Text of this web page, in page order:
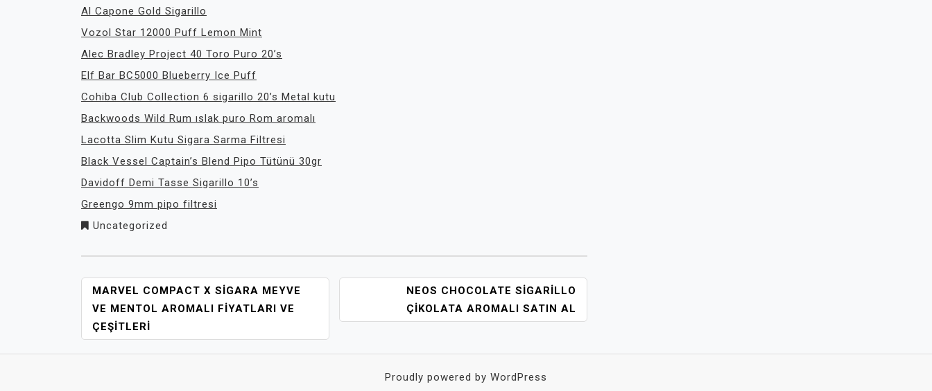
Al Capone Gold Sigarillo
Vozol Star 12000 Puff Lemon Mint
Alec Bradley Project 40 Toro Puro 20’s
Elf Bar BC5000 Blueberry Ice Puff
Cohiba Club Collection 6 sigarillo 20’s Metal kutu
Backwoods Wild Rum ıslak puro Rom aromalı
Lacotta Slim Kutu Sigara Sarma Filtresi
Black Vessel Captain’s Blend Pipo Tütünü 30gr
Davidoff Demi Tasse Sigarillo 10’s
Greengo 9mm pipo filtresi
Uncategorized
YAZI
GEZINMESI
MARVEL COMPACT X SIGARA MEYVE
VE MENTOL AROMALI FIYATLARI VE
ÇEŞITLERI
NEOS CHOCOLATE SIGARILLO
ÇIKOLATA AROMALI SATIN AL
Proudly powered by WordPress